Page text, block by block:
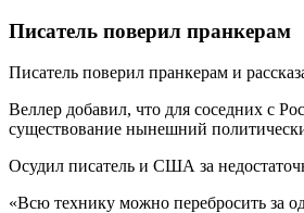
Писатель поверил пранкерам
Писатель поверил пранкерам и
Веллер добавил, что для соседних с
существование нынешний
Осудил писатель и США за
«Всю технику можно перебросить за